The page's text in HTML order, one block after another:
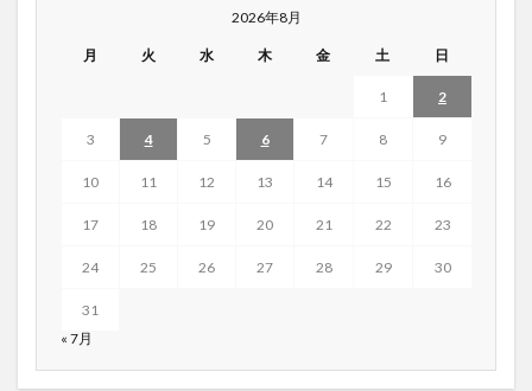
2026年8月
月 火 水 木 金 土 日
1 2
3 4 5 6 7 8 9
10 11 12 13 14 15 16
17 18 19 20 21 22 23
24 25 26 27 28 29 30
31
« 7月